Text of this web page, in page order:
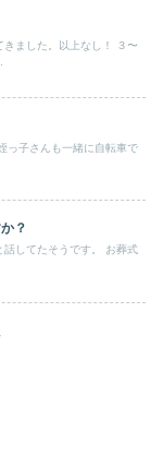
ました。以上なし！ ３〜
っ子さんも一緒に自転車で
？
話してたそうです。 お葬式